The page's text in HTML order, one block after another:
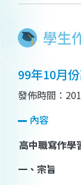
學生
99年10月
發佈時間：
內容
高中職寫作學
一、宗旨